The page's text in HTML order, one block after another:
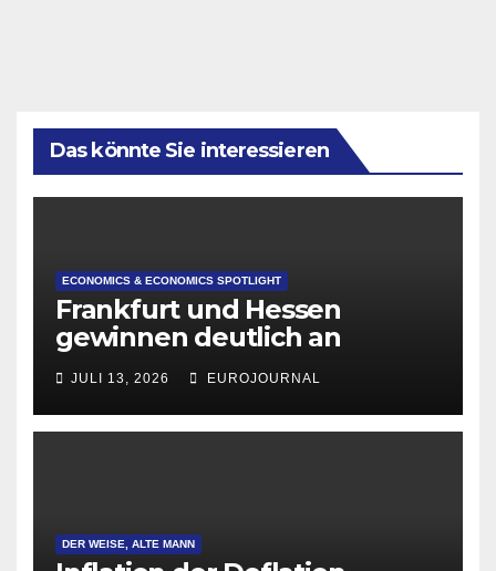
Das könnte Sie interessieren
ECONOMICS & ECONOMICS SPOTLIGHT
Frankfurt und Hessen
gewinnen deutlich an
Attraktivität für Startup-
Gründungen
JULI 13, 2026 EUROJOURNAL
DER WEISE, ALTE MANN